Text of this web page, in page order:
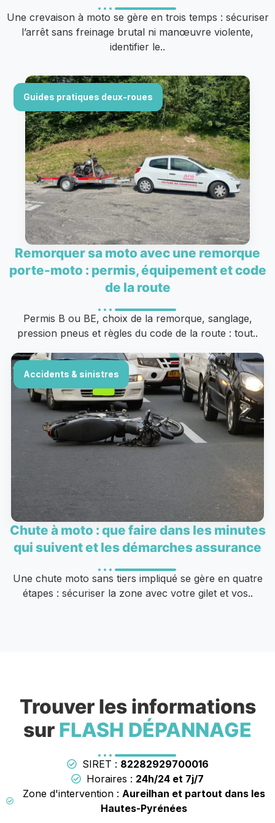
Une crevaison à moto se gère en trois temps : sécuriser
l’arrêt sans freinage brutal ni manœuvre violente,
identifier le..
Guides pratiques deux-roues
Remorquer sa moto avec une remorque
porte-moto : permis, équipement et code
de la route
Permis B ou BE, choix de la remorque, sanglage,
pression pneus et règles du code de la route : tout..
Accidents & sinistres
Chute à moto : que faire dans les minutes
qui suivent et les démarches assurance
Une chute moto sans tiers impliqué se gère en quatre
étapes : sécuriser la zone avec votre gilet et vos..
Trouver les informations
sur FLASH DÉPANNAGE
SIRET : 82282929700016
Horaires : 24h/24 et 7j/7
Zone d'intervention : Aureilhan et partout dans les
Hautes-Pyrénées